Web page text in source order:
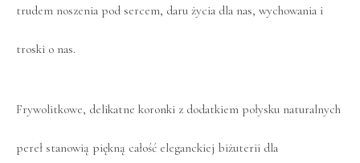
trudem noszenia pod sercem, daru życia dla nas, wychowania i
troski o nas.
Frywolitkowe, delikatne koronki z dodatkiem połysku naturalnych
pereł stanowią piękną całość eleganckiej biżuterii dla